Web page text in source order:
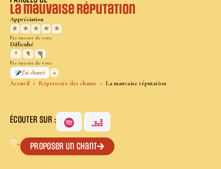
Accueil Répertoire des chants La mauvaise réputation
La mauvaise réputation
Appréciation
★
★ ★ ★ ★
Pas encore de vote
Difficulté
Pas encore de vote
J’ai chanté
0
ÉCOUTER SUR :
♡+ Proposer un chant